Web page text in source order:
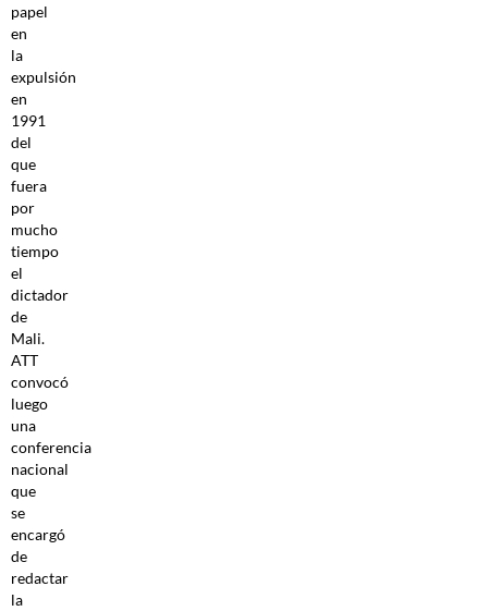
papel
en
la
expulsión
en
1991
del
que
fuera
por
mucho
tiempo
el
dictador
de
Mali.
ATT
convocó
luego
una
conferencia
nacional
que
se
encargó
de
redactar
la